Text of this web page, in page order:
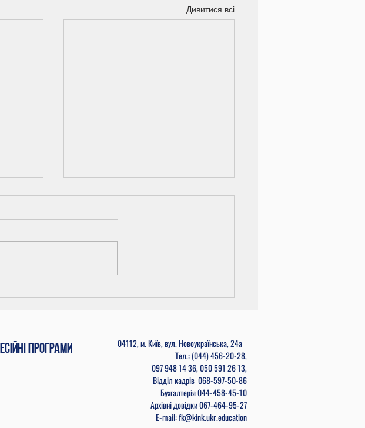
Дивитися всі
програми
04112, м. Київ, вул. Новоукраїнська, 24а
Тел.: (044) 456-20-28,
097 948 14 36, 050 591 26 13,
Відділ кадрів 068-597-50-86
Бухгалтерія044-458-45-10
Архівні довідки 067-464-95-27
E-mail: fk@kink.ukr.education